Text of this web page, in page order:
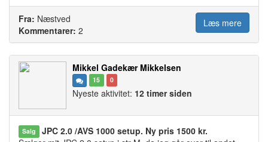
Fra: Næstved
Kommentarer: 2
Læs mere
Mikkel Gadekær Mikkelsen
15 0
Nyeste aktivitet: 12 timer siden
Salg
JPC 2.0 /AVS 1000 setup. Ny pris 1500 kr.